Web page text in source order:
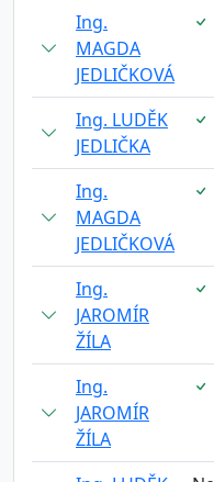
Ing.
MAGDA
JEDLIČKOVÁ
Ing. LUDĚK
JEDLIČKA
Ing.
MAGDA
JEDLIČKOVÁ
Ing.
JAROMÍR
ŽÍLA
Ing.
JAROMÍR
ŽÍLA